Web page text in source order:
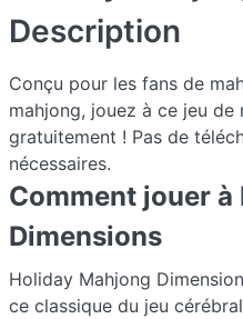
Description
Conçu pour les fans de
mahjong, jouez à ce jeu de
gratuitement ! Pas de
nécessaires.
Comment jouer
Dimensions
Holiday Mahjong
ce classique du jeu